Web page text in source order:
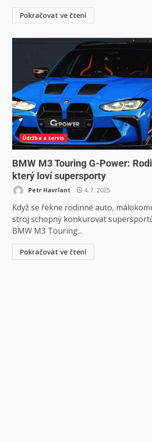
Pokračovat ve čtení
Údržba a servis
BMW M3 Touring G-Power:
který loví supersporty
Petr Havrlant 4. 7. 2025
Když se řekne rodinné auto,
stroj schopný konkurovat
BMW M3 Touring...
Pokračovat ve čtení